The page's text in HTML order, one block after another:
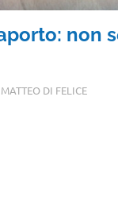
non
MATTEO DI FELICE